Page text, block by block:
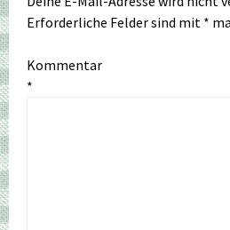
Erforderliche Felder sind mit *
Kommentar
*